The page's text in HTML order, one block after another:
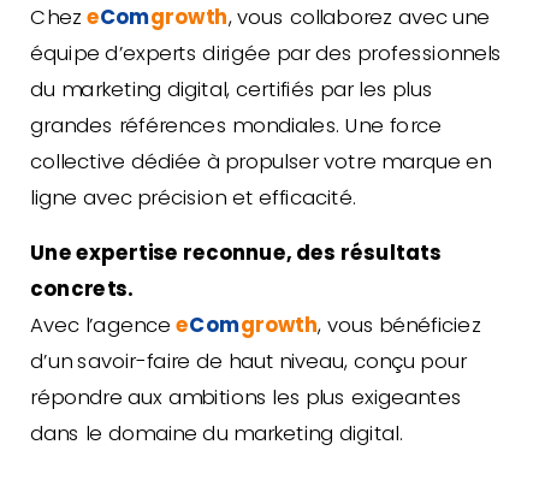
Chez eComgrowth, vous collaborez avec une
équipe d’experts dirigée par des professionnels
du marketing digital, certifiés par les plus
grandes références mondiales. Une force
collective dédiée à propulser votre marque en
ligne avec précision et efficacité.
Une expertise reconnue, des résultats
concrets.
Avec l’agenceeComgrowth, vous bénéficiez
d’un savoir-faire de haut niveau, conçu pour
répondre aux ambitions les plus exigeantes
dans le domaine du marketing digital.